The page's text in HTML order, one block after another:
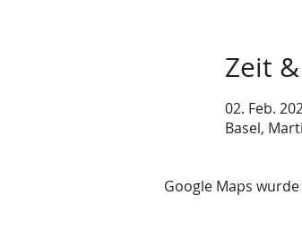
Zeit
02. Feb.
Basel,
Google Maps